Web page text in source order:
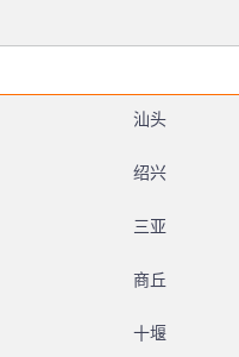
汕头
绍兴
三亚
商丘
十堰